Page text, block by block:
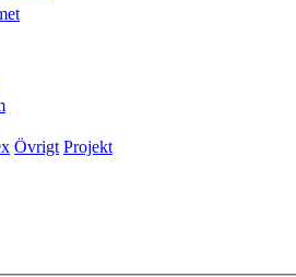
Övrigt Projekt